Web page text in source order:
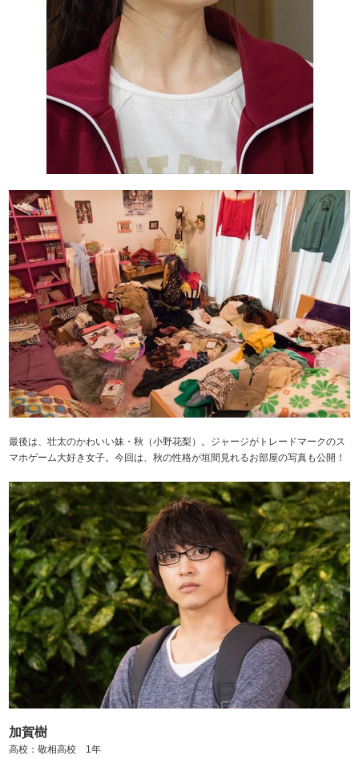
最後は、壮太のかわいい妹・秋（小野花梨）。ジャージがトレードマークのス
マホゲーム大好き女子。今回は、秋の性格が垣間見れるお部屋の写真も公開！
加賀樹
高校：敬相高校 1年